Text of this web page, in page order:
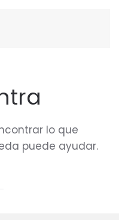
lo que
puede ayudar.